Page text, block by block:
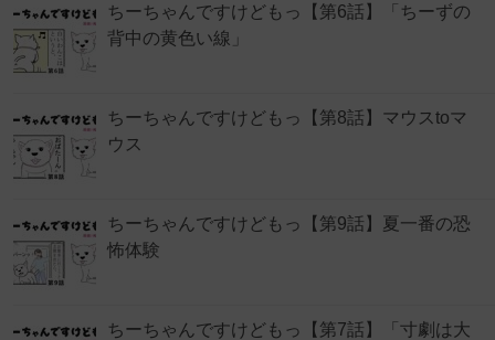
ちーちゃんですけどもっ【第6話】「ちーずの
背中の黄色い線」
ちーちゃんですけどもっ【第8話】マウスtoマ
ウス
ちーちゃんですけどもっ【第9話】夏一番の恐
怖体験
ちーちゃんですけどもっ【第7話】「寸劇は大